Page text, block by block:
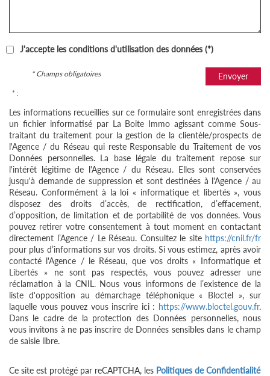
J'accepte les conditions d'utilisation des données (*)
Envoyer
* Champs obligatoires
* :
Les informations recueillies sur ce formulaire sont enregistrées dans
un fichier informatisé par La Boite Immo agissant comme Sous-
traitant du traitement pour la gestion de la clientèle/prospects de
l'Agence / du Réseau qui reste Responsable du Traitement de vos
Données personnelles. La base légale du traitement repose sur
l'intérêt légitime de l'Agence / du Réseau. Elles sont conservées
jusqu'à demande de suppression et sont destinées à l'Agence / au
Réseau. Conformément à la loi « informatique et libertés », vous
disposez des droits d’accès, de rectification, d’effacement,
d’opposition, de limitation et de portabilité de vos données. Vous
pouvez retirer votre consentement à tout moment en contactant
directement l’Agence / Le Réseau. Consultez le site https://cnil.fr/fr
pour plus d’informations sur vos droits. Si vous estimez, après avoir
contacté l'Agence / le Réseau, que vos droits « Informatique et
Libertés » ne sont pas respectés, vous pouvez adresser une
réclamation à la CNIL. Nous vous informons de l’existence de la
liste d'opposition au démarchage téléphonique « Bloctel », sur
laquelle vous pouvez vous inscrire ici : https://www.bloctel.gouv.fr.
Dans le cadre de la protection des Données personnelles, nous
vous invitons à ne pas inscrire de Données sensibles dans le champ
de saisie libre.
Ce site est protégé par reCAPTCHA, les Politiques de Confidentialité